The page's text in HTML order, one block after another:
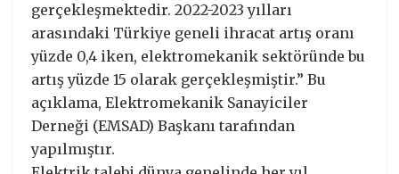
gerçekleşmektedir. 2022-2023 yılları
arasındaki Türkiye geneli ihracat artış oranı
yüzde 0,4 iken, elektromekanik sektöründe bu
artış yüzde 15 olarak gerçekleşmiştir.” Bu
açıklama, Elektromekanik Sanayiciler
Derneği (EMSAD) Başkanı tarafından
yapılmıştır.